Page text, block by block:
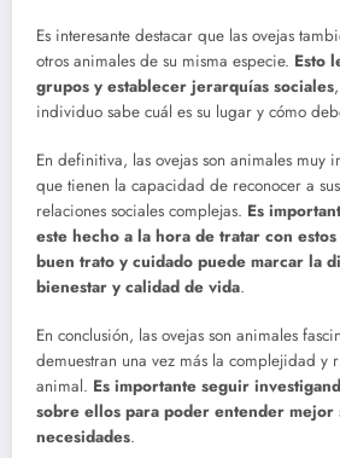
Es interesante destacar que las ovejas
otros animales de su misma especie. Esto
grupos y establecer jerarquías sociales
individuo sabe cuál es su lugar y cómo
En definitiva, las ovejas son animales muy
que tienen la capacidad de reconocer a
relaciones sociales complejas. Es
este hecho a la hora de tratar con
buen trato y cuidado puede marcar la
bienestar y calidad de vida.
En conclusión, las ovejas son animales
demuestran una vez más la complejidad y
animal. Es importante seguir
sobre ellos para poder entender mejor
necesidades.